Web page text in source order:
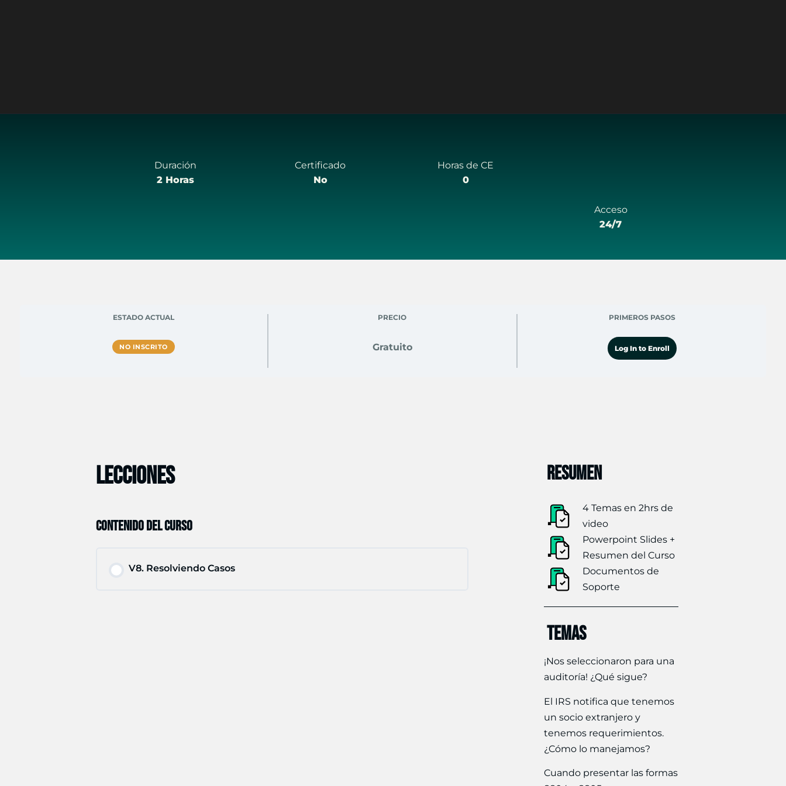
Duración
2 Horas
Certificado
No
Horas de CE
0
Acceso
24/7
ESTADO ACTUAL
NO INSCRITO
PRECIO
Gratuito
PRIMEROS PASOS
Log In to Enroll
LECCIONES
CONTENIDO DEL CURSO
V8. Resolviendo Casos
RESUMEN
4 Temas en 2hrs de
video
Powerpoint Slides +
Resumen del Curso
Documentos de
Soporte
TEMAS
¡Nos seleccionaron para una
auditoría! ¿Qué sigue?
El IRS notifica que tenemos
un socio extranjero y
tenemos requerimientos.
¿Cómo lo manejamos?
Cuando presentar las formas